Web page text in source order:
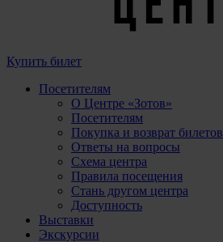
Купить билет
Посетителям
О Центре «Зотов»
Посетителям
Покупка и возврат билетов
Ответы на вопросы
Схема центра
Правила посещения
Стань другом центра
Доступность
Выставки
Экскурсии